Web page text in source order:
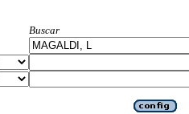
Buscar